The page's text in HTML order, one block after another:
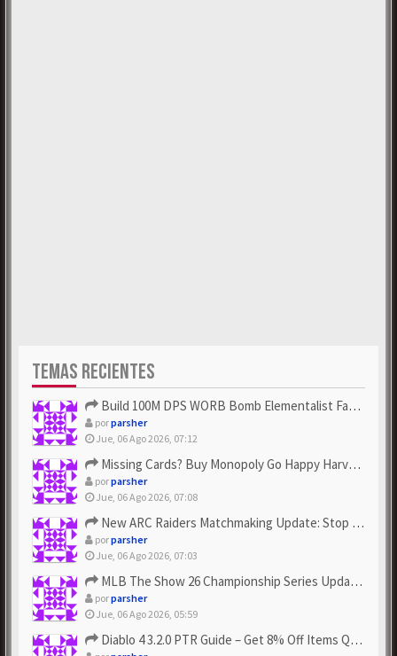
TEMAS RECIENTES
Build 100M DPS WORB Bomb Elementalist Fast - Grab POE Curren...
porparsher
Jue, 06 Ago 2026, 07:12
Missing Cards? Buy Monopoly Go Happy Harvest with Looney Tun...
porparsher
Jue, 06 Ago 2026, 07:08
New ARC Raiders Matchmaking Update: Stop Failed - Grab Bluep...
porparsher
Jue, 06 Ago 2026, 07:03
MLB The Show 26 Championship Series Update! Get Cheap & ...
porparsher
Jue, 06 Ago 2026, 05:59
Diablo 4 3.2.0 PTR Guide – Get 8% Off Items Quickly to Test ...